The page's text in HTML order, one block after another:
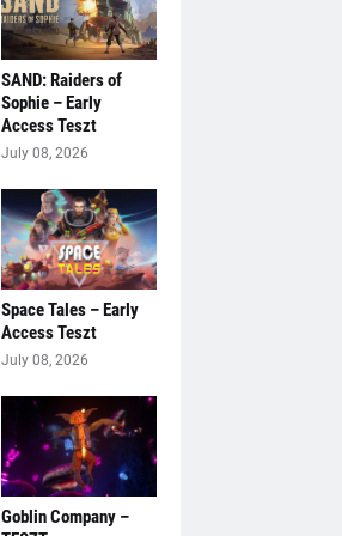
SAND: Raiders of
Sophie – Early
Access Teszt
July 08, 2026
Space Tales – Early
Access Teszt
July 08, 2026
Goblin Company –